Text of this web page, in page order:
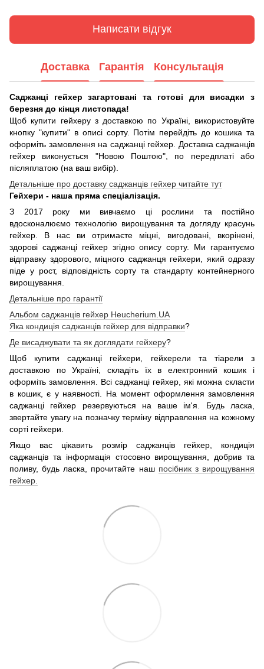
Написати відгук
Доставка Гарантія Консультація
Саджанці гейхер загартовані та готові для висадки з
березня до кінця листопада!
Щоб купити гейхеру з доставкою по Україні, використовуйте
кнопку "купити" в описі сорту. Потім перейдіть до кошика та
оформіть замовлення на саджанці гейхер. Доставка саджанців
гейхер виконується "Новою Поштою", по передплаті або
післяплатою (на ваш вибір).
Детальніше про доставку саджанців гейхер читайте тут
Гейхери - наша пряма спеціалізація.
З 2017 року ми вивчаємо ці рослини та постійно
вдосконалюємо технологію вирощування та догляду красунь
гейхер. В нас ви отримаєте міцні, вигодовані, вкорінені,
здорові саджанці гейхер згідно опису сорту. Ми гарантуємо
відправку здорового, міцного саджанця гейхери, який одразу
піде у рост, відповідність сорту та стандарту контейнерного
вирощування.
Детальніше про гарантії
Альбом саджанців гейхер Heucherium.UA
Яка кондиція саджанців гейхер для відправки?
Де висаджувати та як доглядати гейхеру?
Щоб купити саджанці гейхери, гейхерели та тіарели з
доставкою по Україні, складіть їх в електронний кошик і
оформіть замовлення. Всі саджанці гейхер, які можна скласти
в кошик, є у наявності. На момент оформлення замовлення
саджанці гейхер резервуються на ваше ім'я. Будь ласка,
звертайте увагу на позначку терміну відправлення на кожному
сорті гейхери.
Якщо вас цікавить розмір саджанців гейхер, кондиція
саджанців та інформація стосовно вирощування, добрив та
поливу, будь ласка, прочитайте наш посібник з вирощування
гейхер.